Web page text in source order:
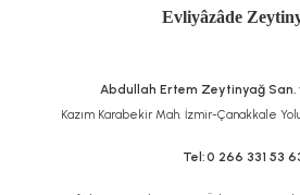
Evliyâzâde
Abdullah Ertem Zeytinyağ San.
Kazım Karabekir Mah. İzmir-Çanakkale Yolu
Tel:0 266 331 53